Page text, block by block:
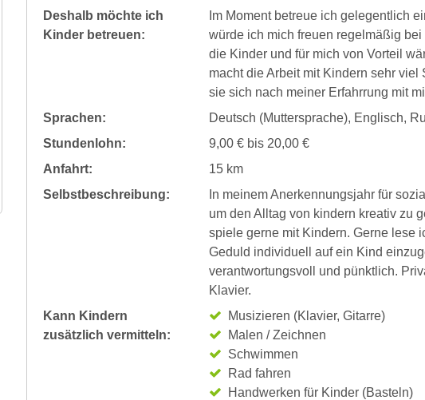
Deshalb möchte ich
Kinder betreuen:
Im Moment betreue ich gelegentlich
würde ich mich freuen regelmäßig
die Kinder und für mich von Vorteil
macht die Arbeit mit Kindern sehr
sie sich nach meiner Erfahrrung mit
Sprachen:
Deutsch (Muttersprache), Englisch,
Stundenlohn:
9,00 € bis 20,00 €
Anfahrt:
15 km
Selbstbeschreibung:
In meinem Anerkennungsjahr für
um den Alltag von kindern kreativ zu
spiele gerne mit Kindern. Gerne lese
Geduld individuell auf ein Kind
verantwortungsvoll und pünktlich.
Klavier.
Kann Kindern
zusätzlich vermitteln:
Musizieren (Klavier, Gitarre)
Malen / Zeichnen
Schwimmen
Rad fahren
Handwerken für Kinder (Basteln)